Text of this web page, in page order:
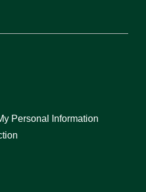
Personal Information